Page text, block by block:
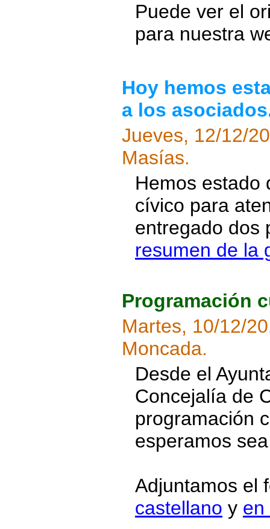
Puede ver el
para nuestra
Hoy hemos
a los
Jueves, 12/12/
Masías.
Hemos estado
cívico para
entregado dos
resumen de la
Programación
Martes, 10/12/
Moncada.
Desde el
Concejalía de
programación
esperamos
Adjuntamos el
castellano y en